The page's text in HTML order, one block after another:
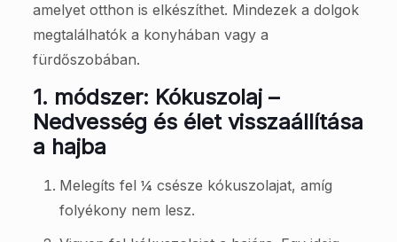
amelyet otthon is elkészíthet. Mindezek a dolgok
megtalálhatók a konyhában vagy a
fürdőszobában.
1. módszer: Kókuszolaj –
Nedvesség és élet visszaállítása
a hajba
Melegíts fel ¼ csésze kókuszolajat, amíg
folyékony nem lesz.